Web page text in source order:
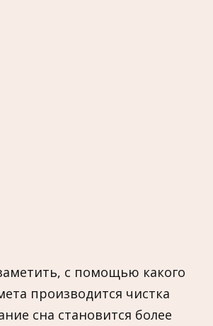
с помощью какого
производится чистка
сна становится более